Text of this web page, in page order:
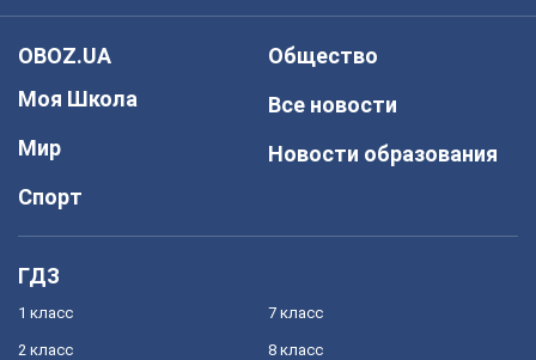
OBOZ.UA
Моя Школа
Мир
Спорт
Общество
Все новости
Новости образования
ГДЗ
1 класс
2 класс
7 класс
8 класс